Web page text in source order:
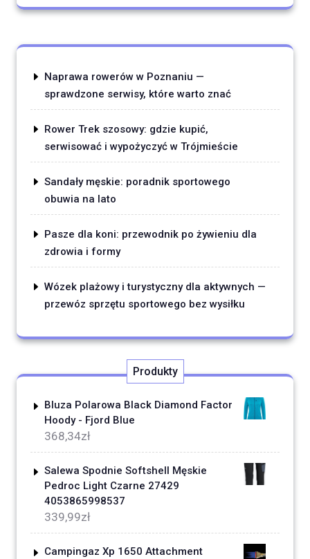
Naprawa rowerów w Poznaniu —
sprawdzone serwisy, które warto znać
Rower Trek szosowy: gdzie kupić,
serwisować i wypożyczyć w Trójmieście
Sandały męskie: poradnik sportowego
obuwia na lato
Pasze dla koni: przewodnik po żywieniu dla
zdrowia i formy
Wózek plażowy i turystyczny dla aktywnych —
przewóz sprzętu sportowego bez wysiłku
Produkty
Bluza Polarowa Black Diamond Factor
Hoody - Fjord Blue
368,34zł
Salewa Spodnie Softshell Męskie
Pedroc Light Czarne 27429
4053865998537
339,99zł
Campingaz Xp 1650 Attachment